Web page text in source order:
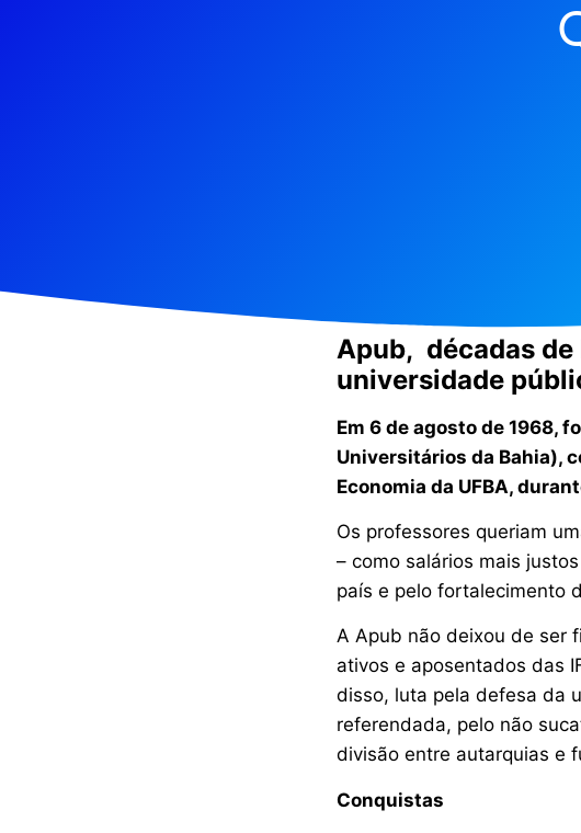
Apub, décadas
universidade
Em 6 de agosto de 1968,
Universitários da Bahia),
Economia da UFBA,
Os professores queriam
– como salários mais
país e pelo fortalecimento
A Apub não deixou de ser
ativos e aposentados das
disso, luta pela defesa da
referendada, pelo não
divisão entre autarquias e
Conquistas